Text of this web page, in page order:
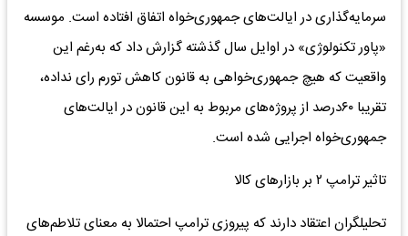
سرمایه‌گذاری در ایالت‌های جمهوری‌خواه اتفاق افتاده است. موسسه
«پاور تکنولوژی» در اوایل سال گذشته گزارش داد که به‌رغم این
واقعیت که هیچ جمهوری‌خواهی به قانون کاهش تورم رای نداده،
تقریبا ۶۰‌درصد از پروژه‌های مربوط به این قانون در ایالت‌های
جمهوری‌خواه اجرایی شده است.
تاثیر ترامپ ۲ بر بازارهای کالا
تحلیلگران اعتقاد دارند که پیروزی ترامپ احتمالا به معنای تلاطم‌‌‌های